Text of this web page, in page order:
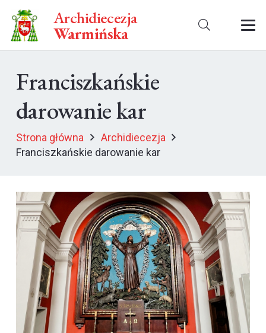
Archidiecezja
Warmińska
Franciszkańskie
darowanie kar
Strona główna
Archidiecezja
Franciszkańskie darowanie kar